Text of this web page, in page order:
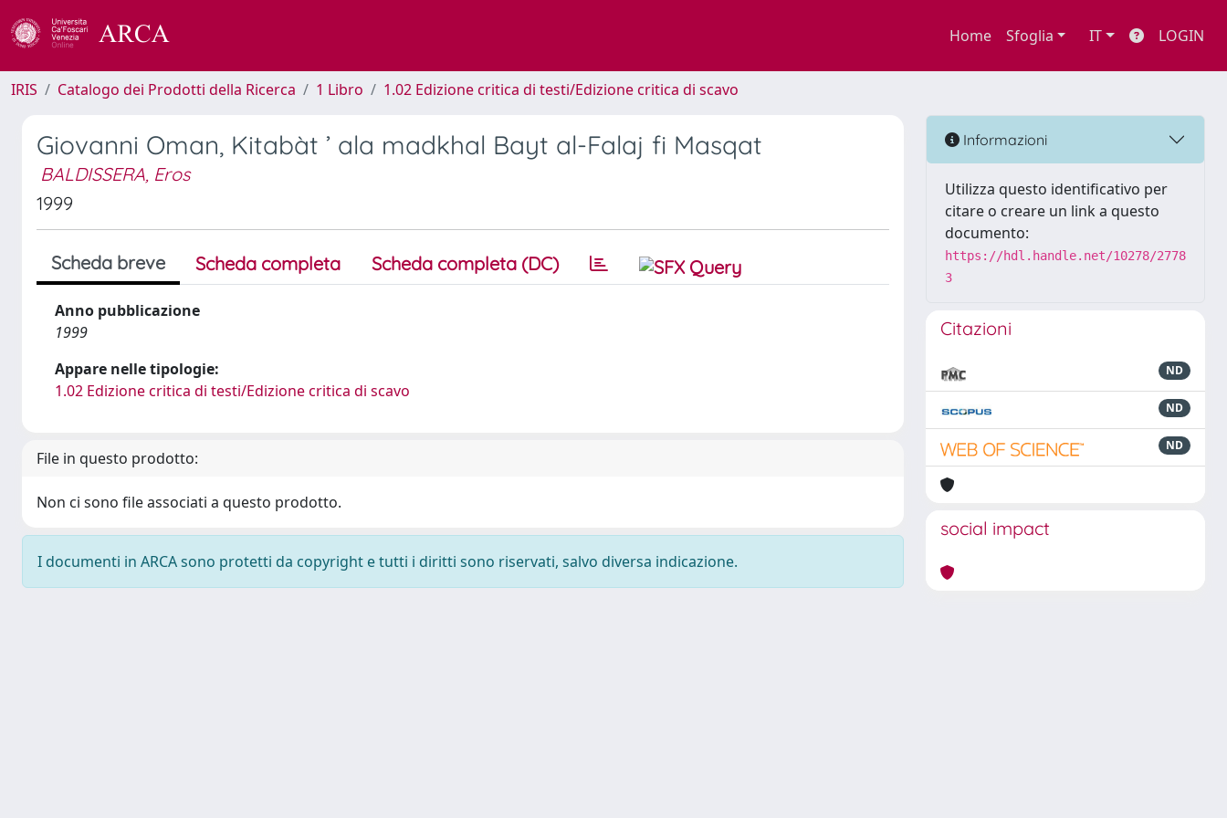
Home Sfoglia IT LOGIN
IRIS Catalogo dei Prodotti della Ricerca 1 Libro 1.02 Edizione critica di testi/Edizione critica di scavo
Giovanni Oman, Kitabàt ’ ala madkhal Bayt al-Falaj fi Masqat
BALDISSERA, Eros
1999
Scheda breve Scheda completa Scheda completa (DC)
Anno pubblicazione
1999
Appare nelle tipologie:
1.02 Edizione critica di testi/Edizione critica di scavo
File in questo prodotto:
Non ci sono file associati a questo prodotto.
I documenti in ARCA sono protetti da copyright e tutti i diritti sono riservati, salvo diversa indicazione.
Informazioni
Utilizza questo identificativo per
citare o creare un link a questo
documento:
https://hdl.handle.net/10278/2778
3
Citazioni
ND
ND
ND
social impact